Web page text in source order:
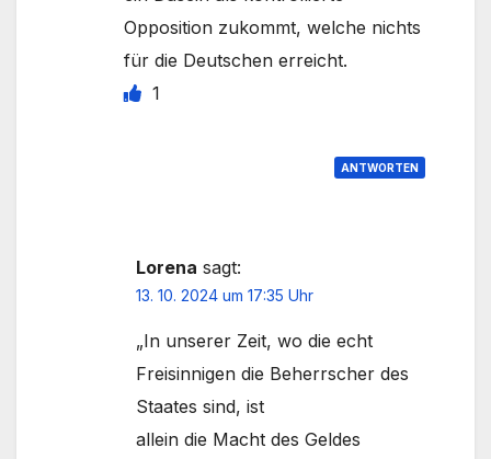
Opposition zukommt, welche nichts
für die Deutschen erreicht.
1
ANTWORTEN
Lorena sagt:
13. 10. 2024 um 17:35 Uhr
„In unserer Zeit, wo die echt
Freisinnigen die Beherrscher des
Staates sind, ist
allein die Macht des Geldes